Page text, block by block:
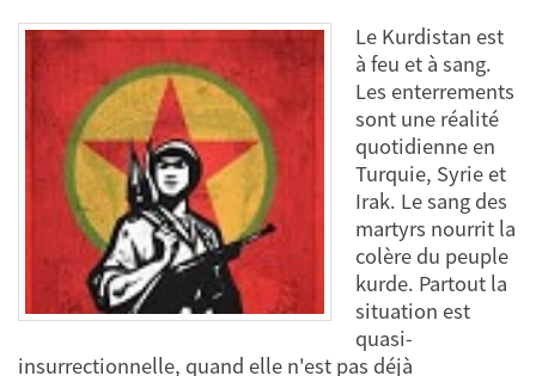
Le Kurdistan est
à feu et à sang.
Les enterrements
sont une réalité
quotidienne en
Turquie, Syrie et
Irak. Le sang des
martyrs nourrit la
colère du peuple
kurde. Partout la
situation est
quasi-
insurrectionnelle, quand elle n'est pas déjà